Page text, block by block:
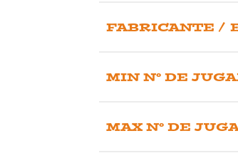
FABRICANTE /
MIN Nº DE
MAX Nº DE